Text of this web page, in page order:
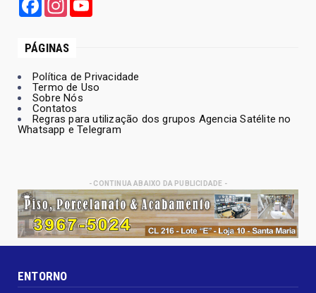
PÁGINAS
Política de Privacidade
Termo de Uso
Sobre Nós
Contatos
Regras para utilização dos grupos Agencia Satélite no
Whatsapp e Telegram
- CONTINUA ABAIXO DA PUBLICIDADE -
ENTORNO